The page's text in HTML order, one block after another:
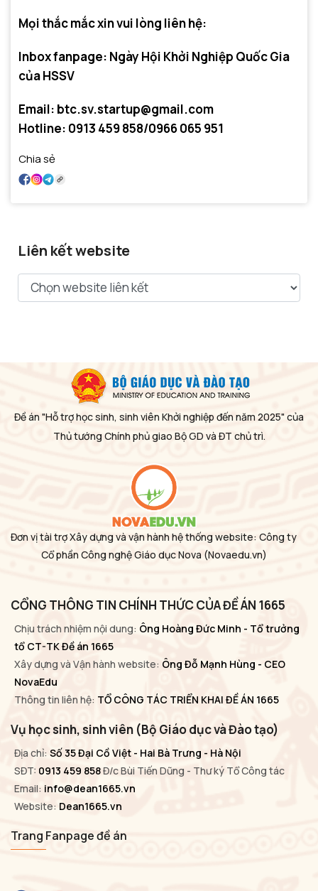
Mọi thắc mắc xin vui lòng liên hệ:
Inbox fanpage: Ngày Hội Khởi Nghiệp Quốc Gia
của HSSV
Email: btc.sv.startup@gmail.com
Hotline: 0913 459 858/0966 065 951
Chia sẻ
Liên kết website
Đề án "Hỗ trợ học sinh, sinh viên Khởi nghiệp đến năm 2025" của
Thủ tướng Chính phủ giao Bộ GD và ĐT chủ trì.
Đơn vị tài trợ Xây dựng và vận hành hệ thống website: Công ty
Cổ phần Công nghệ Giáo dục Nova (Novaedu.vn)
CỔNG THÔNG TIN CHÍNH THỨC CỦA ĐỀ ÁN 1665
Chịu trách nhiệm nội dung: Ông Hoàng Đức Minh - Tổ trưởng
tổ CT-TK Đề án 1665
Xây dựng và Vận hành website: Ông Đỗ Mạnh Hùng - CEO
NovaEdu
Thông tin liên hệ: TỔ CÔNG TÁC TRIỂN KHAI ĐỀ ÁN 1665
Vụ học sinh, sinh viên (Bộ Giáo dục và Đào tạo)
Địa chỉ: Số 35 Đại Cồ Việt - Hai Bà Trưng - Hà Nội
SĐT: 0913 459 858Đ/c Bùi Tiến Dũng - Thư ký Tổ Công tác
Email: info@dean1665.vn
Website: Dean1665.vn
Trang Fanpage đề án